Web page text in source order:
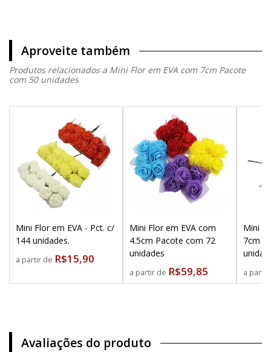
Aproveite também
Produtos relacionados a Mini Flor em EVA com 7cm Pacote
com 50 unidades
Mini Flor em EVA - Pct. c/
144 unidades.
a partir de R$15,90
Mini Flor em EVA com
4.5cm Pacote com 72
unidades
a partir de R$59,85
Mini
7cm
a
Avaliações do produto